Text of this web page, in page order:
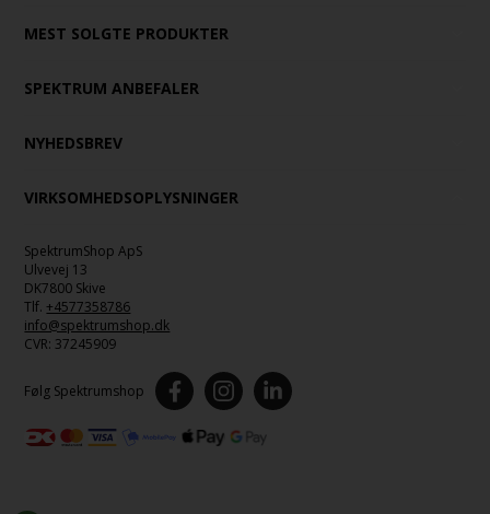
MEST SOLGTE PRODUKTER
SPEKTRUM ANBEFALER
NYHEDSBREV
VIRKSOMHEDSOPLYSNINGER
SpektrumShop ApS
Ulvevej 13
DK7800 Skive
Tlf. +4577358786
info@spektrumshop.dk
CVR: 37245909
Følg Spektrumshop